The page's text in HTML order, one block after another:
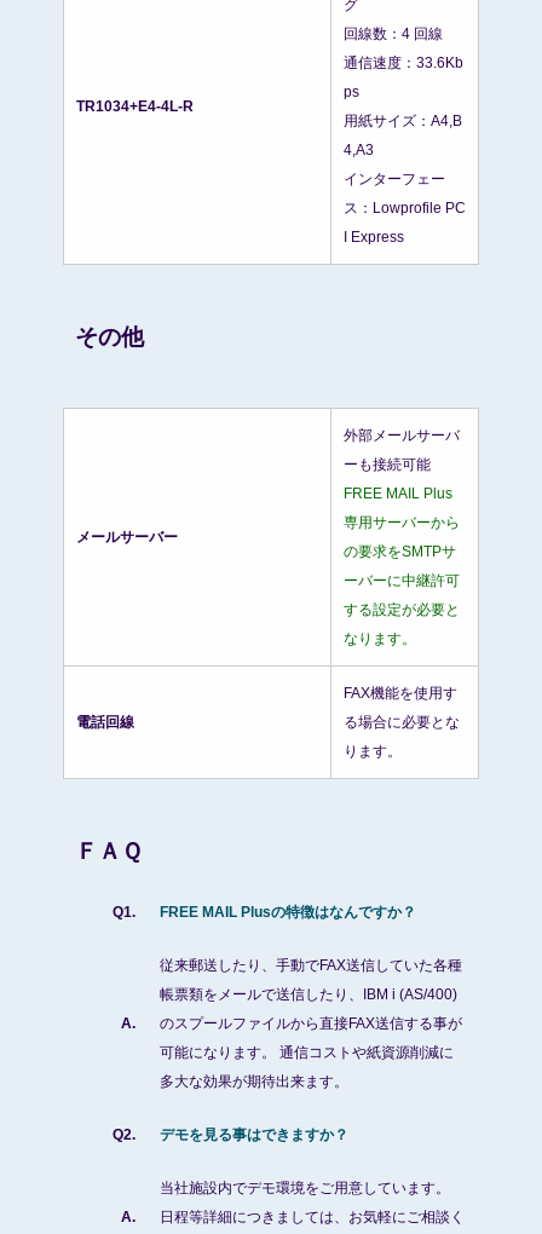
TR1034+E4-4L-R
グ
回線数：4 回線
通信速度：33.6Kb
ps
用紙サイズ：A4,B
4,A3
インターフェー
ス：Lowprofile PC
I Express
その他
メールサーバー
外部メールサーバ
ーも接続可能
FREE MAIL Plus
専用サーバーから
の要求をSMTPサ
ーバーに中継許可
する設定が必要と
なります。
電話回線
FAX機能を使用す
る場合に必要とな
ります。
ＦＡＱ
Q1. FREE MAIL Plusの特徴はなんですか？
A.
従来郵送したり、手動でFAX送信していた各種
帳票類をメールで送信したり、IBM i (AS/400)
のスプールファイルから直接FAX送信する事が
可能になります。 通信コストや紙資源削減に
多大な効果が期待出来ます。
Q2. デモを見る事はできますか？
A.
当社施設内でデモ環境をご用意しています。
日程等詳細につきましては、お気軽にご相談く